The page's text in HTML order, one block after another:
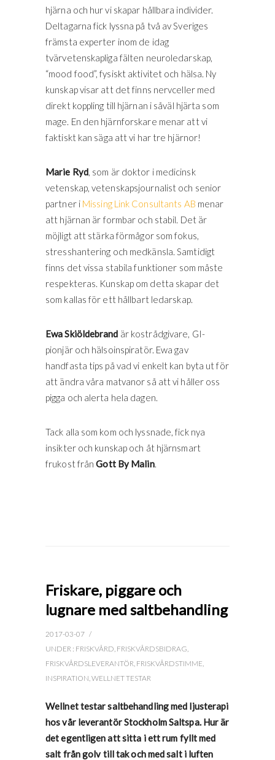
hjärna och hur vi skapar hållbara individer.
Deltagarna fick lyssna på två av Sveriges
främsta experter inom de idag
tvärvetenskapliga fälten neuroledarskap,
“mood food”, fysiskt aktivitet och hälsa. Ny
kunskap visar att det finns nervceller med
direkt koppling till hjärnan i såväl hjärta som
mage. En den hjärnforskare menar att vi
faktiskt kan säga att vi har tre hjärnor!
Marie Ryd, som är doktor i medicinsk
vetenskap, vetenskapsjournalist och senior
partner i Missing Link Consultants AB menar
att hjärnan är formbar och stabil. Det är
möjligt att stärka förmågor som fokus,
stresshantering och medkänsla. Samtidigt
finns det vissa stabila funktioner som måste
respekteras. Kunskap om detta skapar det
som kallas för ett hållbart ledarskap.
Ewa Skiöldebrand är kostrådgivare, GI-
pionjär och hälsoinspiratör. Ewa gav
handfasta tips på vad vi enkelt kan byta ut för
att ändra våra matvanor så att vi håller oss
pigga och alerta hela dagen.
Tack alla som kom och lyssnade, fick nya
insikter och kunskap och åt hjärnsmart
frukost frånGott By Malin.
Friskare, piggare och
lugnare med saltbehandling
2017-03-07 /
UNDER : FRISKVÅRD, FRISKVÅRDSBIDRAG,
FRISKVÅRDSLEVERANTÖR, FRISKVÅRDSTIMME,
INSPIRATION,WELLNET TESTAR
Wellnet testar saltbehandling med ljusterapi
hos vår leverantör Stockholm Saltspa. Hur är
det egentligen att sitta i ett rum fyllt med
salt från golv till tak och med salt i luften